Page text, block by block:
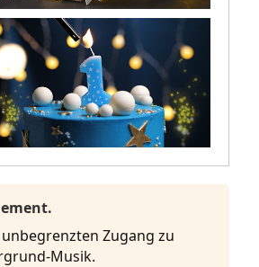
Zugang zu
Musik.